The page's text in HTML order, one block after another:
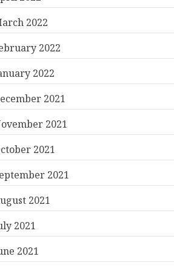
2022
2022
2022
2021
2021
2021
2021
2021
2021
2021